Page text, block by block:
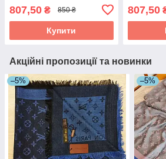
807,50 ₴ 850 ₴
Купити
807,50
Акційні пропозиції та новинки
–5% –5%